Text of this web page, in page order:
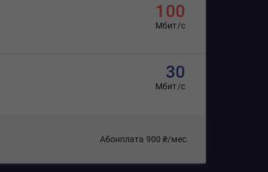
100
Мбит/с
30
Мбит/с
Абонплата 900 ₴/мес.